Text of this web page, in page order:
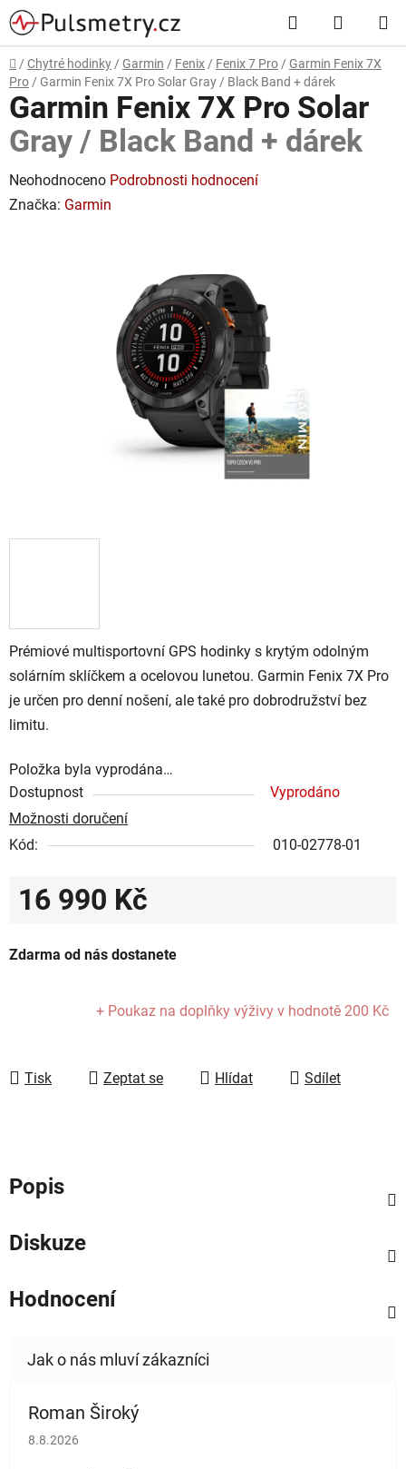
Přejít
na
obsah
Hledat
KOŠÍK
Domů
/ Chytré hodinky / Garmin / Fenix / Fenix 7 Pro / Garmin Fenix 7X
Pro / Garmin Fenix 7X Pro Solar Gray / Black Band + dárek
Prémiové multisportovní GPS hodinky s krytým odolným
solárním sklíčkem a ocelovou lunetou. Garmin Fenix 7X Pro
je určen pro denní nošení, ale také pro dobrodružství bez
limitu.
Položka byla vyprodána…
Dostupnost
Vyprodáno
Možnosti doručení
Kód:
010-02778-01
16 990 Kč
Zdarma od nás dostanete
+ Poukaz na doplňky výživy v hodnotě 200 Kč
Tisk Zeptat se Hlídat Sdílet
Garmin Fenix 7X Pro Solar
Gray / Black Band + dárek
Průměrné
hodnocení
Neohodnoceno Podrobnosti hodnocení
Značka: Garmin
Popis
Diskuze
Hodnocení
Roman Široký
Hodnocení obchodu je 5 z 5 hvězdiček.
8.8.2026